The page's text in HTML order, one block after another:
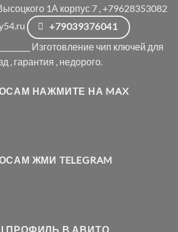
1А корпус 7 , +79628353082
+79039376041
Изготовление чип ключей для
, гарантия , недорого.
НАЖМИТЕ НА MAX
ЖМИ TELEGRAM
ПРОФИЛЬ В АВИТО